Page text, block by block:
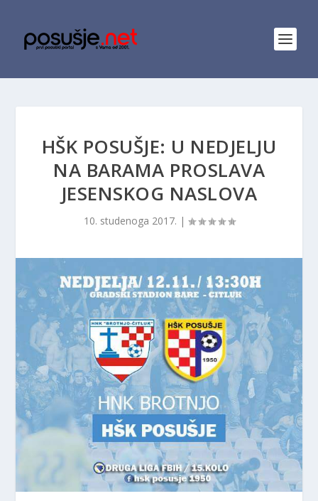
HŠK POSUŠJE: U NEDJELJU
NA BARAMA PROSLAVA
JESENSKOG NASLOVA
10. studenoga 2017. |